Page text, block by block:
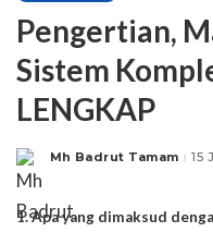
Pengertian,
Sistem
LENGKAP
Posted
Mh Badrut Tamam 15
1. Apa yang dimaksud